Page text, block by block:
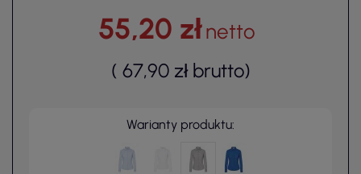
55,20 złnetto
( 67,90 zł brutto)
Warianty produktu: